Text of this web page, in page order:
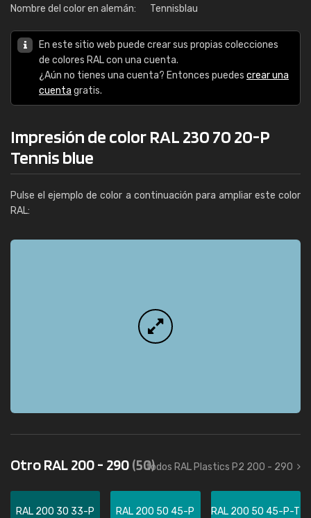
Nombre del color en alemán:
Tennisblau
En este sitio web puede crear sus propias colecciones
de colores RAL con una cuenta.
¿Aún no tienes una cuenta? Entonces puedes crear una
cuenta gratis.
Impresión de color RAL 230 70 20-P
Tennis blue
Pulse el ejemplo de color a continuación para ampliar este color
RAL:
Otro RAL 200 - 290(50)todos RAL Plastics P2 200 - 290
RAL 200 30 33-P RAL 200 50 45-P RAL 200 50 45-P-T